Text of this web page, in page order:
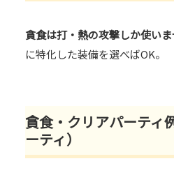
貪食は打・熱の攻撃しか使いま
に特化した装備を選べばOK。
貪食・クリアパーティ
ーティ）